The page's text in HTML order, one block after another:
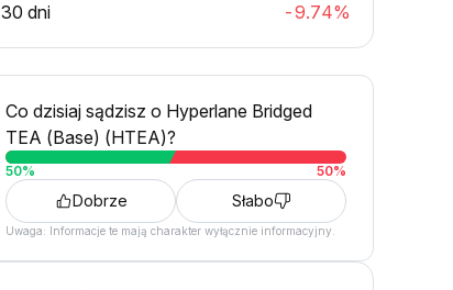
30 dni
-9.74%
Co dzisiaj sądzisz o Hyperlane Bridged
TEA (Base) (HTEA)?
50% 50%
Dobrze Słabo
Uwaga: Informacje te mają charakter wyłącznie informacyjny.